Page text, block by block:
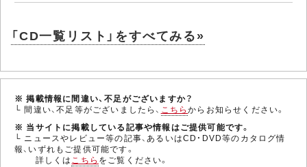
「CD一覧リスト」をすべてみる»
※ 掲載情報に間違い、不足がございますか？
└ 間違い、不足等がございましたら、 こちらからお知らせください。
※ 当サイトに掲載している記事や情報はご提供可能です。
└ ニュースやレビュー等の記事、あるいはCD・DVD等のカタログ情
報、いずれもご提供可能です。
詳しくはこちら をご覧ください。